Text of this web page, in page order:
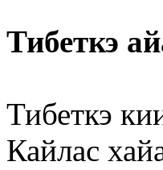
Тибеткэ
Тибеткэ
Кайлас